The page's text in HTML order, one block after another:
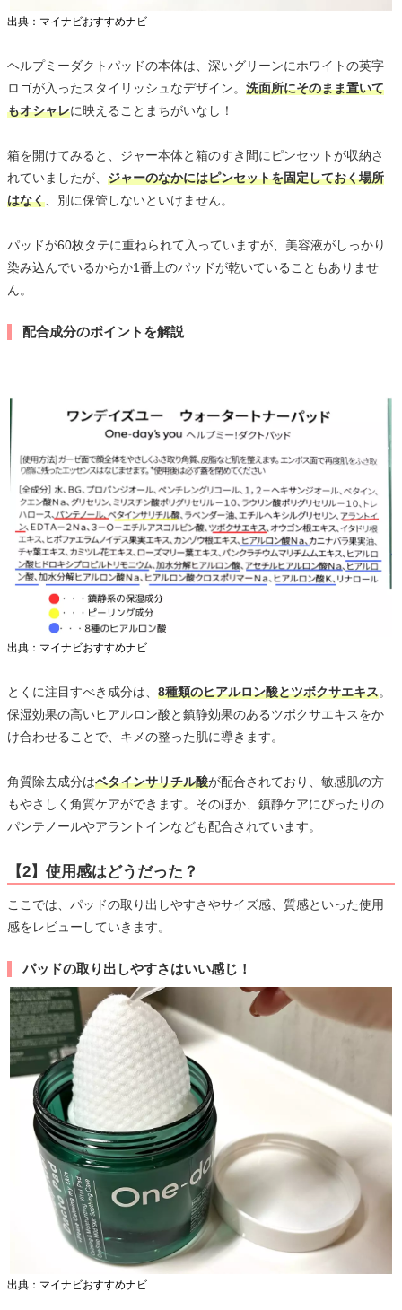
出典：マイナビおすすめナビ
ヘルプミーダクトパッドの本体は、深いグリーンにホワイトの英字
ロゴが入ったスタイリッシュなデザイン。 洗面所にそのまま置いて
もオシャレに映えることまちがいなし！
箱を開けてみると、ジャー本体と箱のすき間にピンセットが収納さ
れていましたが、 ジャーのなかにはピンセットを固定しておく場所
はなく 、別に保管しないといけません。
パッドが60枚タテに重ねられて入っていますが、美容液がしっかり
染み込んでいるからか1番上のパッドが乾いていることもありませ
ん。
配合成分のポイントを解説
出典：マイナビおすすめナビ
とくに注目すべき成分は、 8種類のヒアルロン酸とツボクサエキス。
保湿効果の高いヒアルロン酸と鎮静効果のあるツボクサエキスをか
け合わせることで、キメの整った肌に導きます。
角質除去成分はベタインサリチル酸が配合されており、敏感肌の方
もやさしく角質ケアができます。そのほか、鎮静ケアにぴったりの
パンテノールやアラントインなども配合されています。
【2】使用感はどうだった？
ここでは、パッドの取り出しやすさやサイズ感、質感といった使用
感をレビューしていきます。
パッドの取り出しやすさはいい感じ！
出典：マイナビおすすめナビ